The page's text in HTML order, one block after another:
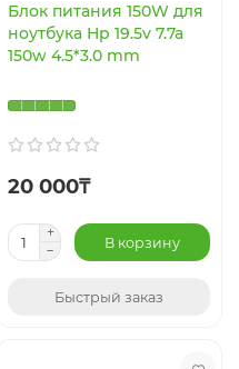
Блок питания 150W для
ноутбука Hp 19.5v 7.7a
150w 4.5*3.0 mm
20 000₸
В корзину
Быстрый заказ